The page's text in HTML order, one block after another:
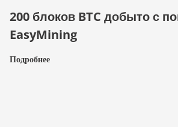
200 блоков BTC добыто с
EasyMining
Подробнее